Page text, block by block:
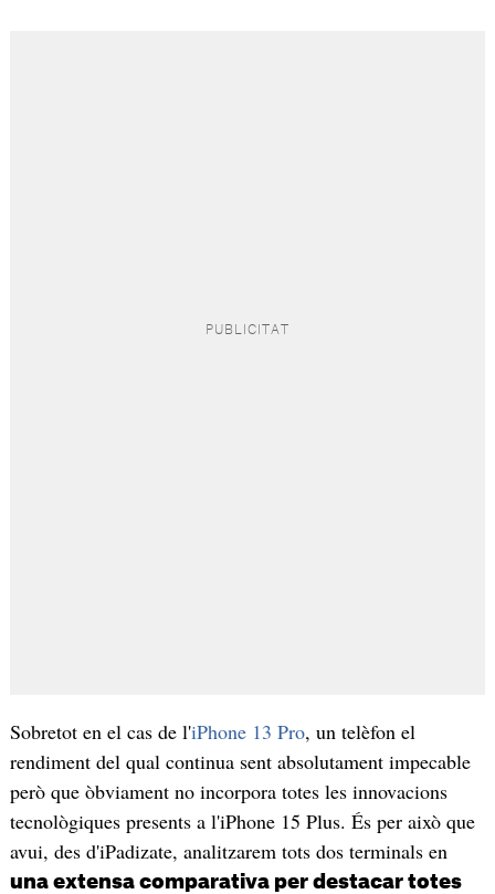
Sobretot en el cas de l'iPhone 13 Pro, un telèfon el
rendiment del qual continua sent absolutament impecable
però que òbviament no incorpora totes les innovacions
tecnològiques presents a l'iPhone 15 Plus. És per això que
avui, des d'iPadizate, analitzarem tots dos terminals en
una extensa comparativa per destacar totes